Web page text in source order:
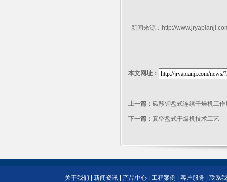
新闻来源： http://
本文网址：
上一篇： 碳酸钾盘式连续干燥机工作
下一篇： 真空盘式干燥机技术工艺
关于我们 新闻资讯| 产品中心| 工程案例 客户服务| 联系